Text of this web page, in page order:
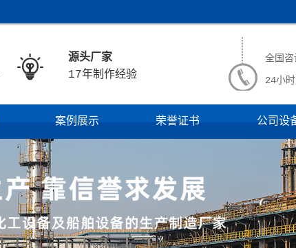

源头厂家
17年制作经验
全国咨
24小时
案例展示 荣誉证书 公司设